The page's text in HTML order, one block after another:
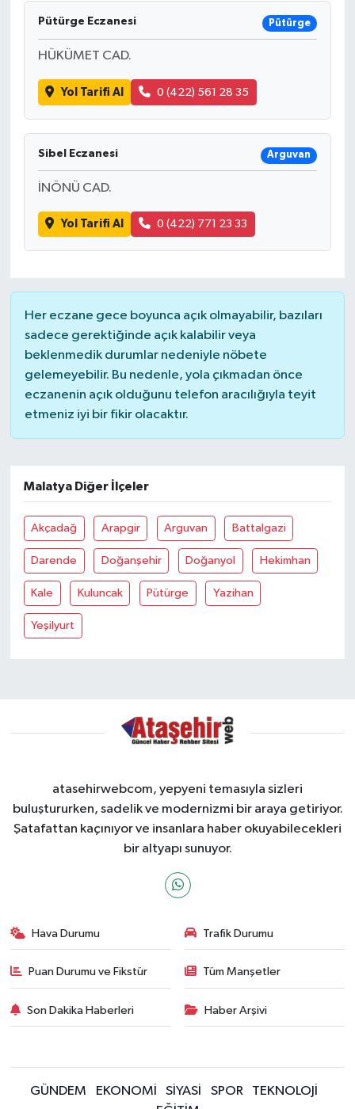
Pütürge Eczanesi Pütürge
HÜKÜMET CAD.
Yol Tarifi Al 0 (422) 561 28 35
Sibel Eczanesi Arguvan
İNÖNÜ CAD.
Yol Tarifi Al 0 (422) 771 23 33
Her eczane gece boyunca açık olmayabilir, bazıları
sadece gerektiğinde açık kalabilir veya
beklenmedik durumlar nedeniyle nöbete
gelemeyebilir. Bu nedenle, yola çıkmadan önce
eczanenin açık olduğunu telefon aracılığıyla teyit
etmeniz iyi bir fikir olacaktır.
Malatya Diğer İlçeler
Akçadağ Arapgir Arguvan Battalgazi
Darende Doğanşehir Doğanyol Hekimhan
Kale Kuluncak Pütürge Yazihan
Yeşilyurt
atasehirwebcom, yepyeni temasıyla sizleri
buluştururken, sadelik ve modernizmi bir araya getiriyor.
Şatafattan kaçınıyor ve insanlara haber okuyabilecekleri
bir altyapı sunuyor.
Hava Durumu Trafik Durumu
Puan Durumu ve Fikstür Tüm Manşetler
Son Dakika Haberleri Haber Arşivi
GÜNDEM EKONOMİ SİYASİ SPOR
TEKNOLOJİ